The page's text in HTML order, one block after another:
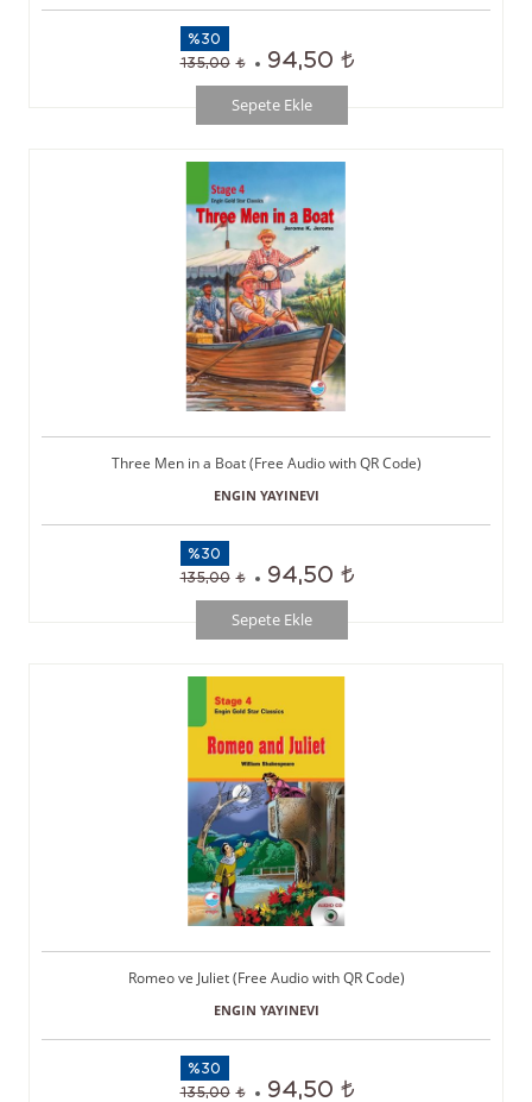
Sepete Ekle
%30
135,00
94,50
Sepete Ekle
Three Men in a Boat (Free Audio with QR Code)
ENGIN YAYINEVI
%30
135,00
94,50
Romeo ve Juliet (Free Audio with QR Code)
ENGIN YAYINEVI
%30
135,00
94,50